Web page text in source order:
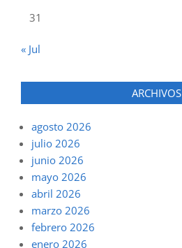
31
« Jul
ARCHIVOS
agosto 2026
julio 2026
junio 2026
mayo 2026
abril 2026
marzo 2026
febrero 2026
enero 2026